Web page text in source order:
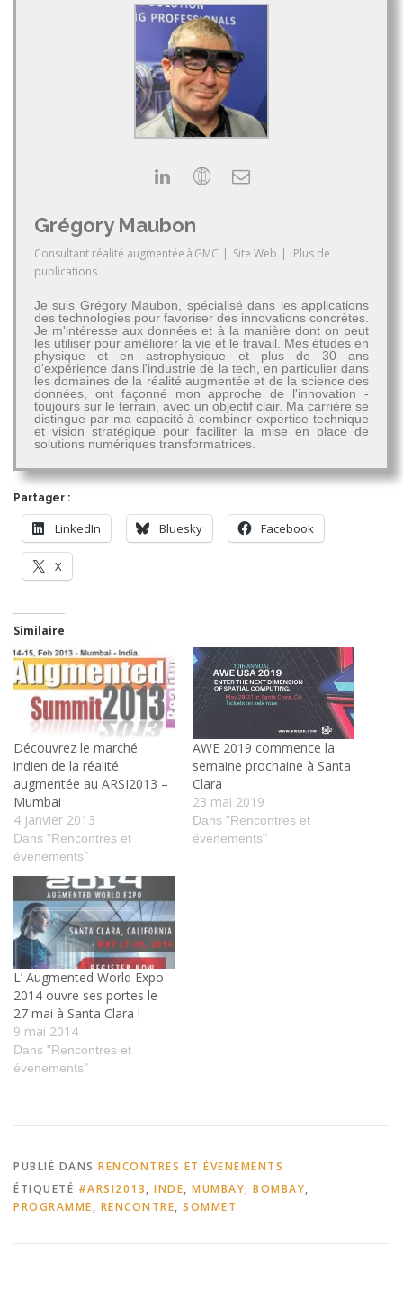
Grégory Maubon
Consultant réalité augmentée à GMC | Site Web |
Plus de
publications
Je suis Grégory Maubon, spécialisé dans les applications
des technologies pour favoriser des innovations concrètes.
Je m'intéresse aux données et à la manière dont on peut
les utiliser pour améliorer la vie et le travail. Mes études en
physique et en astrophysique et plus de 30 ans
d'expérience dans l'industrie de la tech, en particulier dans
les domaines de la réalité augmentée et de la science des
données, ont façonné mon approche de l'innovation -
toujours sur le terrain, avec un objectif clair. Ma carrière se
distingue par ma capacité à combiner expertise technique
et vision stratégique pour faciliter la mise en place de
solutions numériques transformatrices.
Partager :
LinkedIn Bluesky Facebook
X
Similaire
Découvrez le marché
indien de la réalité
augmentée au ARSI2013 –
Mumbai
4 janvier 2013
Dans "Rencontres et
évenements"
AWE 2019 commence la
semaine prochaine à Santa
Clara
23 mai 2019
Dans "Rencontres et
évenements"
L’ Augmented World Expo
2014 ouvre ses portes le
27 mai à Santa Clara !
9 mai 2014
Dans "Rencontres et
évenements"
PUBLIÉ DANS RENCONTRES ET ÉVENEMENTS
ÉTIQUETÉ #ARSI2013, INDE, MUMBAY; BOMBAY,
PROGRAMME, RENCONTRE, SOMMET